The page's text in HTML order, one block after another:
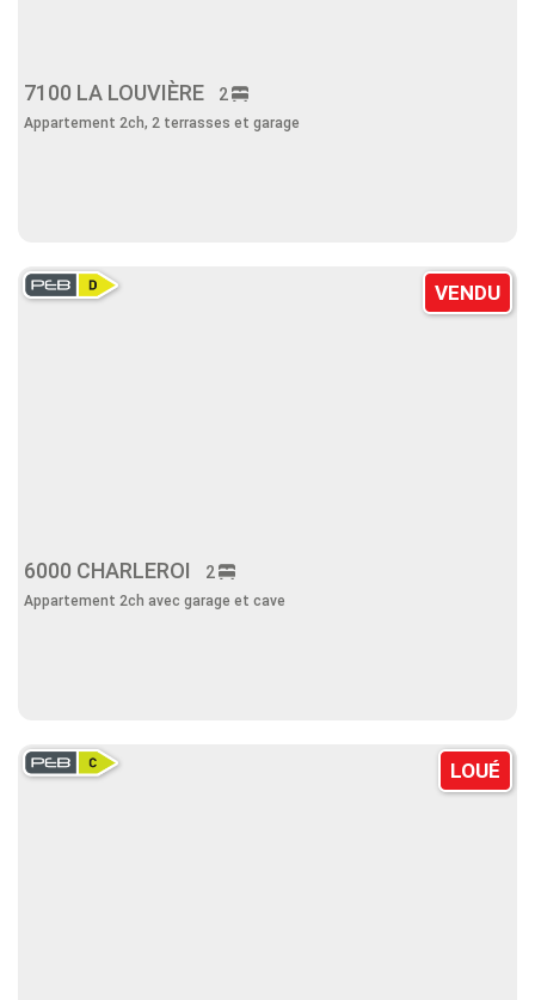
7100 LA LOUVIÈRE 2
Appartement 2ch, 2 terrasses et garage
VENDU
6000 CHARLEROI 2
Appartement 2ch avec garage et cave
LOUÉ